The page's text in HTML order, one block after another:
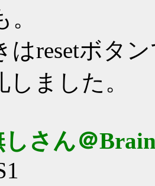
はresetボタ
ました。
しさん＠